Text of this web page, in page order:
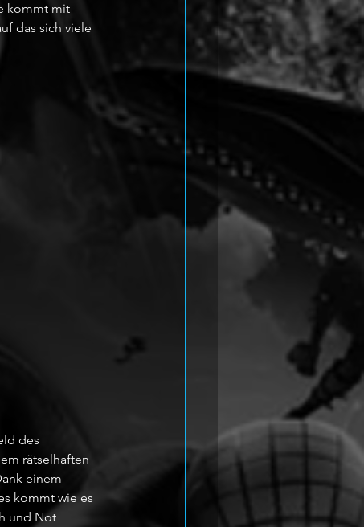
kommt mit
das sich viele
des
rätselhaften
einem
kommt wie es
und Not